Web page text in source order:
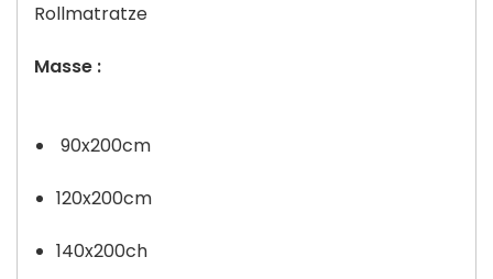
Rollmatratze
Masse :
90x200cm
120x200cm
140x200ch